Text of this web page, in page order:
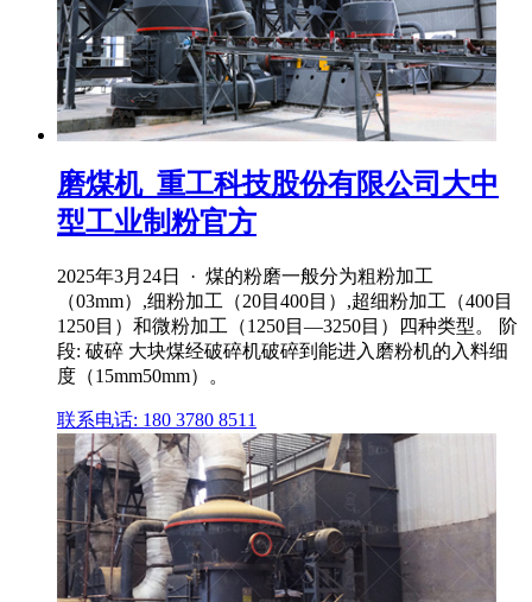
磨煤机_重工科技股份有限公司大中
型工业制粉官方
2025年3月24日 · 煤的粉磨一般分为粗粉加工
（03mm）,细粉加工（20目400目）,超细粉加工（400目
1250目）和微粉加工（1250目—3250目）四种类型。 阶
段: 破碎 大块煤经破碎机破碎到能进入磨粉机的入料细
度（15mm50mm）。
联系电话: 180 3780 8511